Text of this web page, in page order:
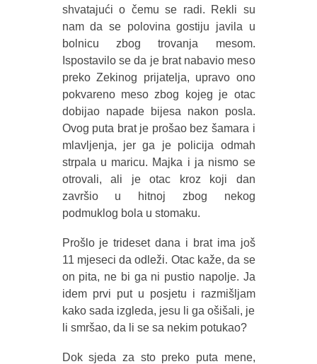
shvatajući o čemu se radi. Rekli su
nam da se polovina gostiju javila u
bolnicu zbog trovanja mesom.
Ispostavilo se da je brat nabavio meso
preko Zekinog prijatelja, upravo ono
pokvareno meso zbog kojeg je otac
dobijao napade bijesa nakon posla.
Ovog puta brat je prošao bez šamara i
mlavljenja, jer ga je policija odmah
strpala u maricu. Majka i ja nismo se
otrovali, ali je otac kroz koji dan
završio u hitnoj zbog nekog
podmuklog bola u stomaku.
Prošlo je trideset dana i brat ima još
11 mjeseci da odleži. Otac kaže, da se
on pita, ne bi ga ni pustio napolje. Ja
idem prvi put u posjetu i razmišljam
kako sada izgleda, jesu li ga ošišali, je
li smršao, da li se sa nekim potukao?
Dok sjeda za sto preko puta mene,